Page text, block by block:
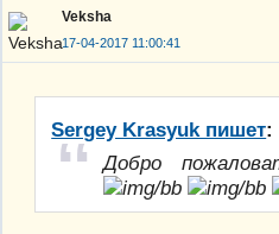
Veksha
17-04-2017 11:00:41
Sergey Krasyuk пишет:
Добро